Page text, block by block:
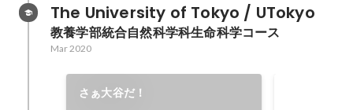
The University of Tokyo / UTokyo
教養学部統合自然科学科生命科学コース
Mar 2020
さぁ大谷だ！